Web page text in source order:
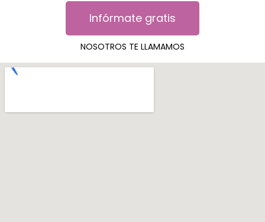
Infórmate gratis
NOSOTROS TE LLAMAMOS